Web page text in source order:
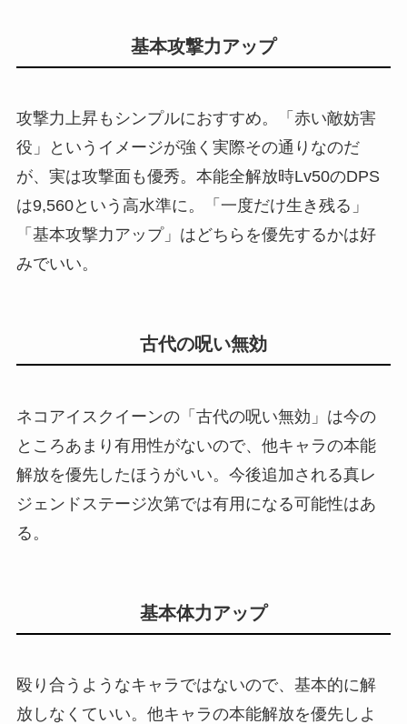
基本攻撃力アップ
攻撃力上昇もシンプルにおすすめ。「赤い敵妨害
役」というイメージが強く実際その通りなのだ
が、実は攻撃面も優秀。本能全解放時Lv50のDPS
は9,560という高水準に。「一度だけ生き残る」
「基本攻撃力アップ」はどちらを優先するかは好
みでいい。
古代の呪い無効
ネコアイスクイーンの「古代の呪い無効」は今の
ところあまり有用性がないので、他キャラの本能
解放を優先したほうがいい。今後追加される真レ
ジェンドステージ次第では有用になる可能性はあ
る。
基本体力アップ
殴り合うようなキャラではないので、基本的に解
放しなくていい。他キャラの本能解放を優先しよ